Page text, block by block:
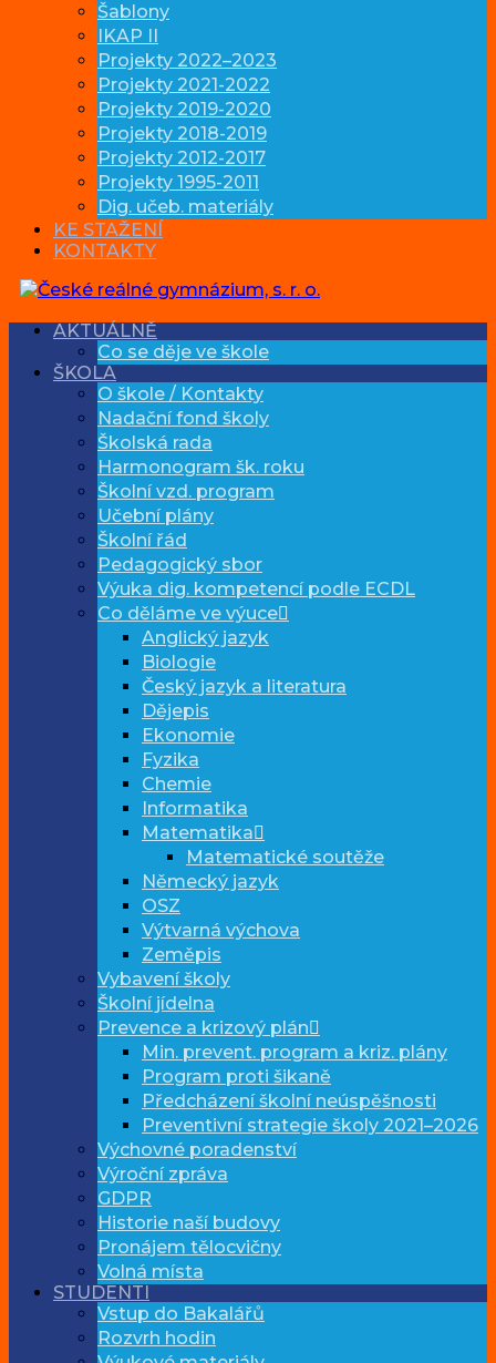
Šablony
IKAP II
Projekty 2022–2023
Projekty 2021-2022
Projekty 2019-2020
Projekty 2018-2019
Projekty 2012-2017
Projekty 1995-2011
Dig. učeb. materiály
KE STAŽENÍ
KONTAKTY
AKTUÁLNĚ
Co se děje ve škole
ŠKOLA
O škole / Kontakty
Nadační fond školy
Školská rada
Harmonogram šk. roku
Školní vzd. program
Učební plány
Školní řád
Pedagogický sbor
Výuka dig. kompetencí podle ECDL
Co děláme ve výuce
Anglický jazyk
Biologie
Český jazyk a literatura
Dějepis
Ekonomie
Fyzika
Chemie
Informatika
Matematika
Matematické soutěže
Německý jazyk
OSZ
Výtvarná výchova
Zeměpis
Vybavení školy
Školní jídelna
Prevence a krizový plán
Min. prevent. program a kriz. plány
Program proti šikaně
Předcházení školní neúspěšnosti
Preventivní strategie školy 2021–2026
Výchovné poradenství
Výroční zpráva
GDPR
Historie naší budovy
Pronájem tělocvičny
Volná místa
STUDENTI
Vstup do Bakalářů
Rozvrh hodin